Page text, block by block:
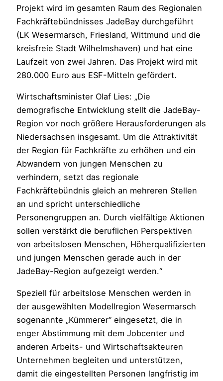
Projekt wird im gesamten Raum des Regionalen
Fachkräftebündnisses JadeBay durchgeführt
(LK Wesermarsch, Friesland, Wittmund und die
kreisfreie Stadt Wilhelmshaven) und hat eine
Laufzeit von zwei Jahren. Das Projekt wird mit
280.000 Euro aus ESF-Mitteln gefördert.
Wirtschaftsminister Olaf Lies: „Die
demografische Entwicklung stellt die JadeBay-
Region vor noch größere Herausforderungen als
Niedersachsen insgesamt. Um die Attraktivität
der Region für Fachkräfte zu erhöhen und ein
Abwandern von jungen Menschen zu
verhindern, setzt das regionale
Fachkräftebündnis gleich an mehreren Stellen
an und spricht unterschiedliche
Personengruppen an. Durch vielfältige Aktionen
sollen verstärkt die beruflichen Perspektiven
von arbeitslosen Menschen, Höherqualifizierten
und jungen Menschen gerade auch in der
JadeBay-Region aufgezeigt werden.“
Speziell für arbeitslose Menschen werden in
der ausgewählten Modellregion Wesermarsch
sogenannte „Kümmerer“ eingesetzt, die in
enger Abstimmung mit dem Jobcenter und
anderen Arbeits- und Wirtschaftsakteuren
Unternehmen begleiten und unterstützen,
damit die eingestellten Personen langfristig im